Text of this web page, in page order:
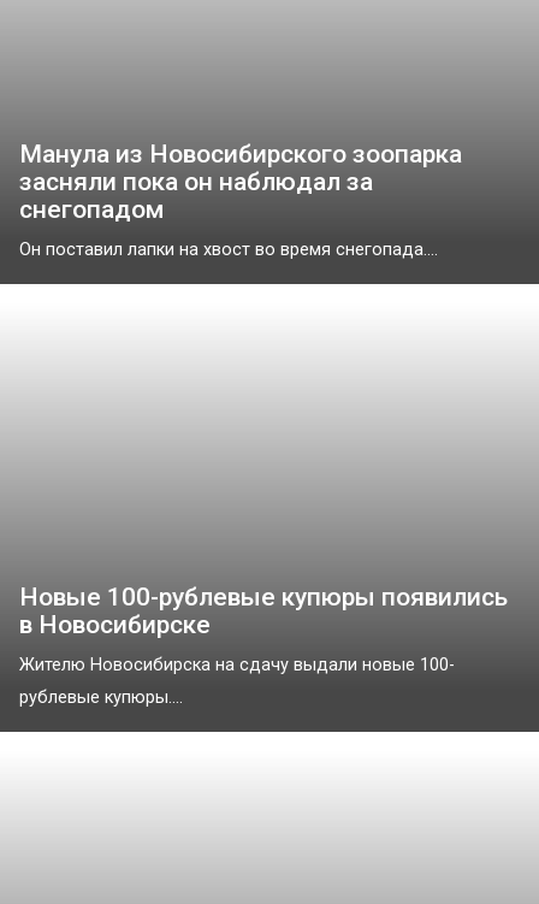
Манула из Новосибирского зоопарка
засняли пока он наблюдал за
снегопадом
Он поставил лапки на хвост во время снегопада....
Новые 100-рублевые купюры появились
в Новосибирске
Жителю Новосибирска на сдачу выдали новые 100-
рублевые купюры....